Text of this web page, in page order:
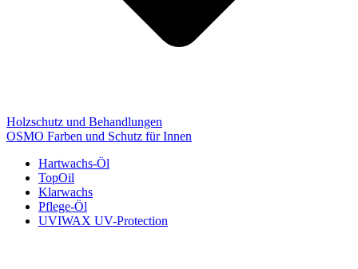
Holzschutz und Behandlungen
OSMO Farben und Schutz für Innen
Hartwachs-Öl
TopOil
Klarwachs
Pflege-Öl
UVIWAX UV-Protection